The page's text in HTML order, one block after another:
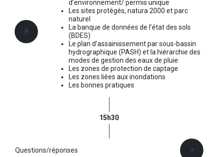
d’environnement/ permis unique
Les sites protégés, natura 2000 et parc
naturel
La banque de données de l’état des sols
(BDES)
Le plan d’assainissement par sous-bassin
hydrographique (PASH) et la hiérarchie des
modes de gestion des eaux de pluie
Les zones de protection de captage
Les zones liées aux inondations
Les bonnes pratiques
15h30
Questions/réponses